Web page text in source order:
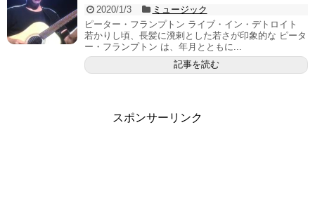
2020/1/3
ミュージック
ピーター・フランプトン ライブ・イン・デトロイト
若かりし頃、長髪に溌剌とした若さが印象的な ピータ
ー・フランプトン は、年月とともに...
記事を読む
スポンサーリンク